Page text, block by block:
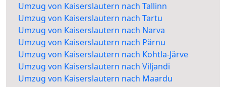
Umzug von Kaiserslautern nach Tallinn
Umzug von Kaiserslautern nach Tartu
Umzug von Kaiserslautern nach Narva
Umzug von Kaiserslautern nach Pärnu
Umzug von Kaiserslautern nach Kohtla-Järve
Umzug von Kaiserslautern nach Viljandi
Umzug von Kaiserslautern nach Maardu